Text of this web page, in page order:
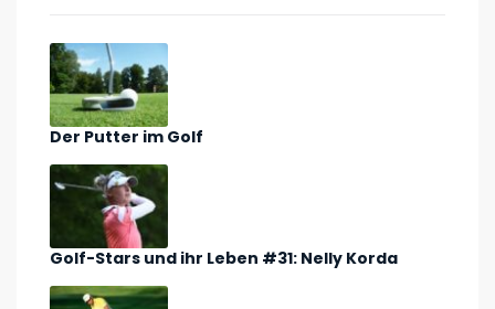
Der Putter im Golf
Golf-Stars und ihr Leben #31: Nelly Korda